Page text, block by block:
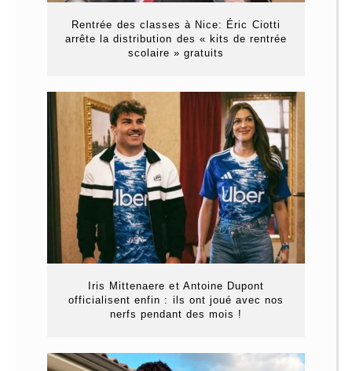
Rentrée des classes à Nice: Éric Ciotti
arrête la distribution des « kits de rentrée
scolaire » gratuits
Iris Mittenaere et Antoine Dupont
officialisent enfin : ils ont joué avec nos
nerfs pendant des mois !